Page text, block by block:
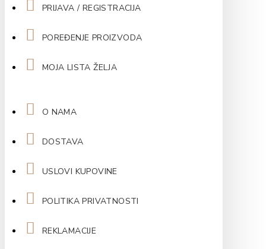
PRIJAVA / REGISTRACIJA
POREĐENJE PROIZVODA
MOJA LISTA ŽELJA
O NAMA
DOSTAVA
USLOVI KUPOVINE
POLITIKA PRIVATNOSTI
REKLAMACIJE